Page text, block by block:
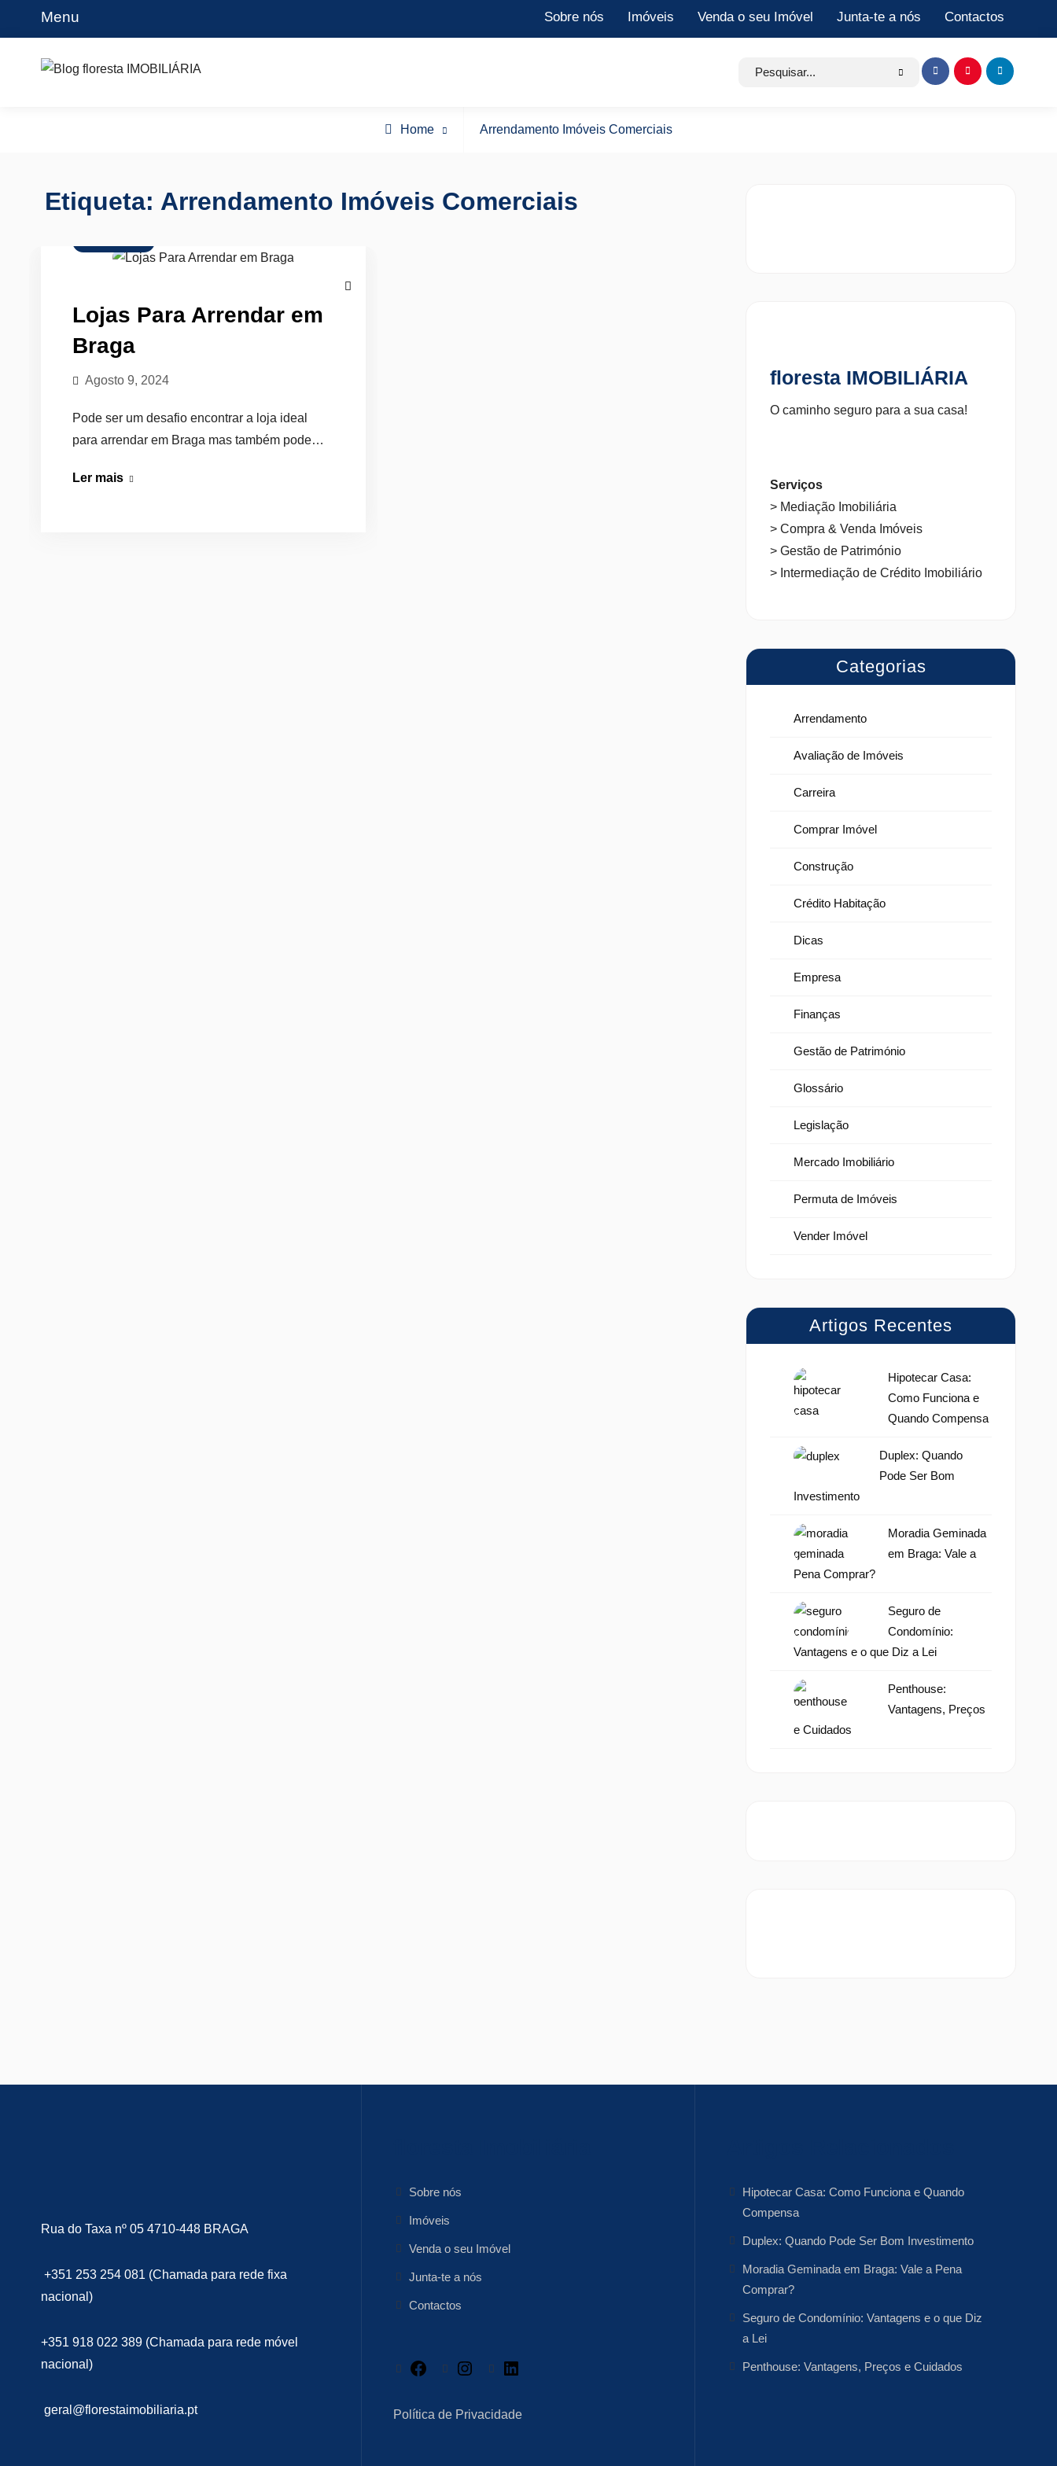
Menu Sobre nós Imóveis Venda o seu Imóvel Junta-te a nós Contactos
Blog floresta IMOBILIÁRIA
Search
Item
Item
Item
Home
Posts
Arrendamento Imóveis Comerciais
Etiqueta: Arrendamento Imóveis Comerciais
Lojas Para Arrendar em
Braga
Agosto 9, 2024
Pode ser um desafio encontrar a loja ideal
para arrendar em Braga mas também pode…
Ler maisLojas
floresta IMOBILIÁRIA
O caminho seguro para a sua casa!
Serviços
> Mediação Imobiliária
> Compra & Venda Imóveis
> Gestão de Património
> Intermediação de Crédito Imobiliário
Categorias
Arrendamento
Avaliação de Imóveis
Carreira
Comprar Imóvel
Construção
Crédito Habitação
Dicas
Empresa
Finanças
Gestão de Património
Glossário
Legislação
Mercado Imobiliário
Permuta de Imóveis
Vender Imóvel
Artigos Recentes
Hipotecar Casa:
Como Funciona e
Quando Compensa
Duplex: Quando
Pode Ser Bom
Investimento
Moradia Geminada
em Braga: Vale a
Pena Comprar?
Seguro de
Condomínio:
Vantagens e o que Diz a Lei
Penthouse:
Vantagens, Preços
e Cuidados
Rua do Taxa nº 05 4710-448 BRAGA
+351 253 254 081 (Chamada para rede fixa
nacional)
+351 918 022 389 (Chamada para rede móvel
nacional)
geral@florestaimobiliaria.pt
Sobre nós
Imóveis
Venda o seu Imóvel
Junta-te a nós
Contactos
Facebook Instagram
Política de Privacidade
Hipotecar Casa: Como Funciona e Quando
Compensa
Duplex: Quando Pode Ser Bom Investimento
Moradia Geminada em Braga: Vale a Pena
Comprar?
Seguro de Condomínio: Vantagens e o que Diz
a Lei
Penthouse: Vantagens, Preços e Cuidados